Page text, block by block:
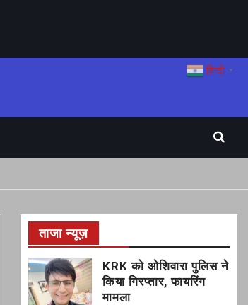
हिन्दी ▼
ताजा न्यूज़
KRK को ओशिवारा पुलिस ने
किया गिरप्तार, फायरिंग
मामला